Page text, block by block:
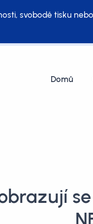
svobodě tisku
Domů